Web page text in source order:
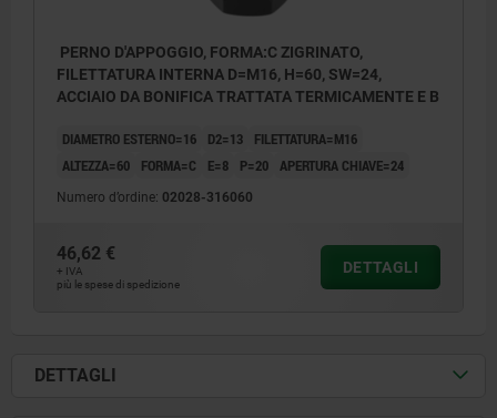
PERNO D'APPOGGIO, FORMA:C ZIGRINATO,
FILETTATURA INTERNA D=M16, H=60, SW=24,
ACCIAIO DA BONIFICA TRATTATA TERMICAMENTE E B
DIAMETRO ESTERNO=16 D2=13
FILETTATURA=M16
ALTEZZA=60
FORMA=C E=8 P=20 APERTURA CHIAVE=24
Numero d’ordine: 02028-316060
46,62 €
+ IVA
più le spese di spedizione
DETTAGLI
DETTAGLI